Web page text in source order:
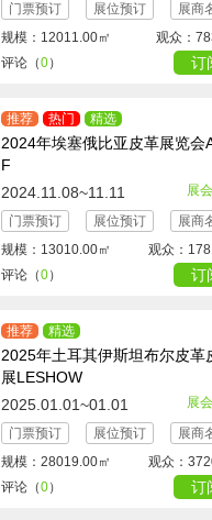
门票预订
展位预订
展商
规模：12011.00㎡
观众：
评论（0） 订
推荐 热门 精选
2024年埃塞俄比亚皮革展览会
F
2024.11.08~11.11
展
门票预订
展位预订
展商
规模：13010.00㎡
观众：
评论（0） 订
推荐 精选
2025年土耳其伊斯坦布尔皮革
展LESHOW
2025.01.01~01.01
展
门票预订
展位预订
展商
规模：28019.00㎡
观众：
评论（0） 订